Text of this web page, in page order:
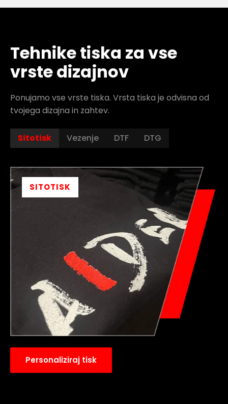
Tehnike tiska za vse
vrste dizajnov
Ponujamo vse vrste tiska. Vrsta tiska je odvisna od
tvojega dizajna in zahtev.
Sitotisk Vezenje DTF DTG
SITOTISK
Personaliziraj tisk